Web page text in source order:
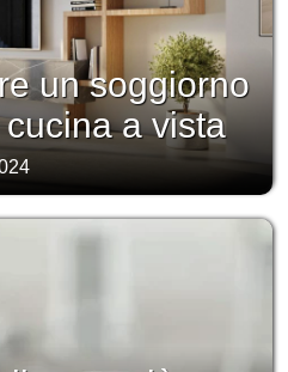
un soggiorno
a vista